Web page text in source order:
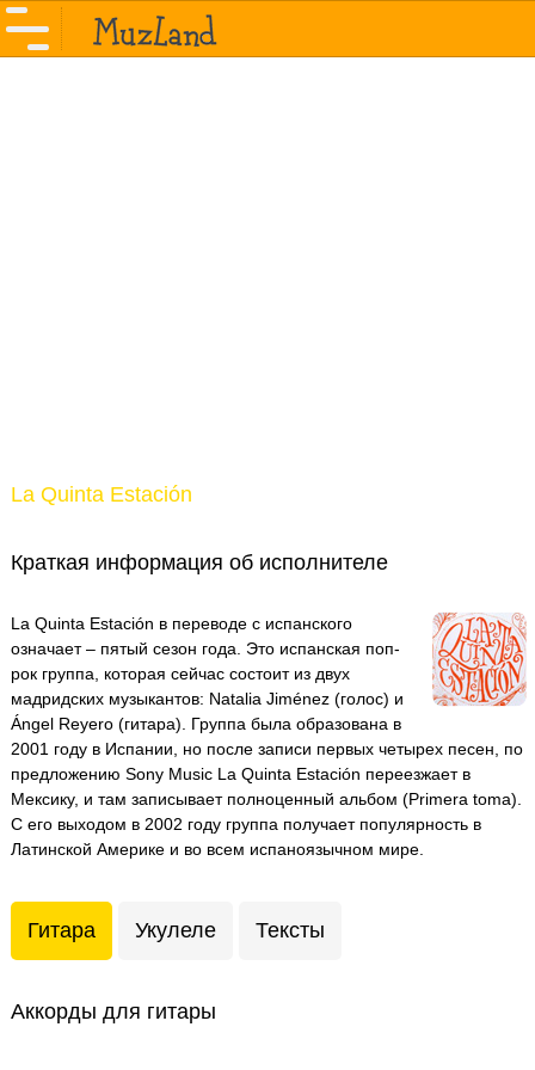
La Quinta Estación
Краткая информация об исполнителе
La Quinta Estación в переводе с испанского
означает – пятый сезон года. Это испанская поп-
рок группа, которая сейчас состоит из двух
мадридских музыкантов: Natalia Jiménez (голос) и
Ángel Reyero (гитара). Группа была образована в
2001 году в Испании, но после записи первых четырех песен, по
предложению Sony Music La Quinta Estación переезжает в
Мексику, и там записывает полноценный альбом (Primera toma).
С его выходом в 2002 году группа получает популярность в
Латинской Америке и во всем испаноязычном мире.
Гитара Укулеле Тексты
Аккорды для гитары